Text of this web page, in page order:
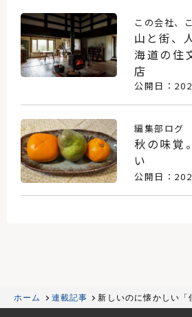
この会社、
山と街、
海道の住
店
公開日：
編集部ログ
秋の味覚
い
公開日：
ホーム 連載記事 新しいのに懐かしい「